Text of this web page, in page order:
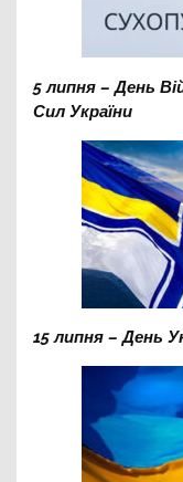
5 липня – День
Сил України
15 липня – День